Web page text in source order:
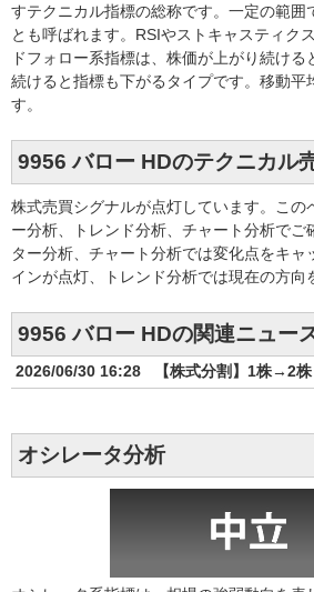
すテクニカル指標の総称です。一定の範囲
とも呼ばれます。RSIやストキャスティク
ドフォロー系指標は、株価が上がり続ける
続けると指標も下がるタイプです。移動平
す。
9956 バロー HDのテクニカル
株式売買シグナルが点灯しています。この
ー分析、トレンド分析、チャート分析でご
ター分析、チャート分析では変化点をキャ
インが点灯、トレンド分析では現在の方向
9956 バロー HDの関連ニュー
2026/06/30 16:28 【株式分割】1株→2
オシレータ分析